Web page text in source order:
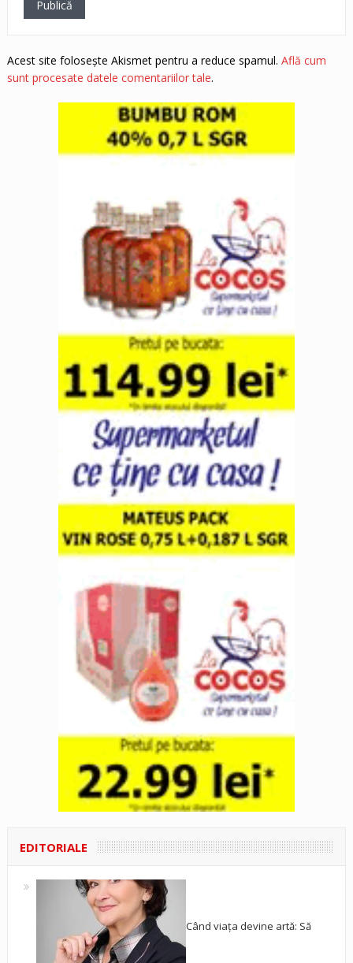
Acest site folosește Akismet pentru a reduce spamul. Află cum
sunt procesate datele comentariilor tale.
EDITORIALE
Când viața devine artă: Să